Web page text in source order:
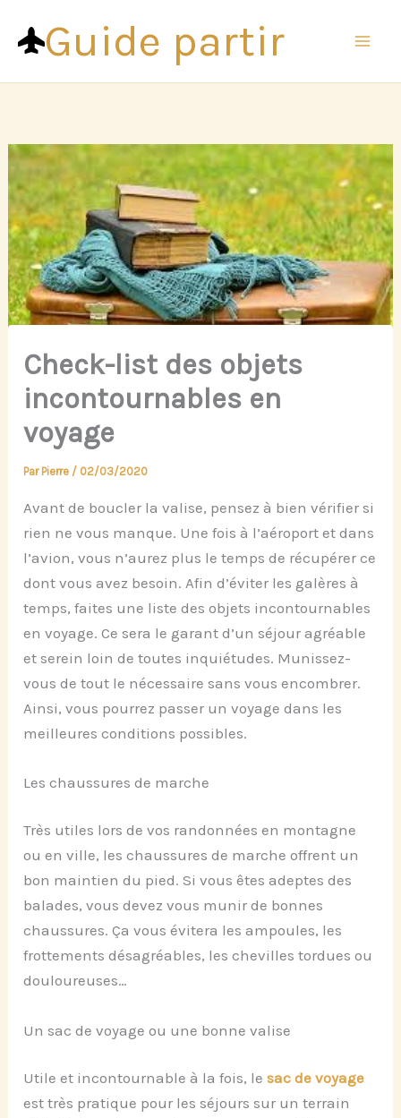
contenuGuide partir
Check-list des objets
incontournables en
voyage
Par Pierre / 02/03/2020
Avant de boucler la valise, pensez à bien vérifier si
rien ne vous manque. Une fois à l’aéroport et dans
l’avion, vous n’aurez plus le temps de récupérer ce
dont vous avez besoin. Afin d’éviter les galères à
temps, faites une liste des objets incontournables
en voyage. Ce sera le garant d’un séjour agréable
et serein loin de toutes inquiétudes. Munissez-
vous de tout le nécessaire sans vous encombrer.
Ainsi, vous pourrez passer un voyage dans les
meilleures conditions possibles.
Les chaussures de marche
Très utiles lors de vos randonnées en montagne
ou en ville, les chaussures de marche offrent un
bon maintien du pied. Si vous êtes adeptes des
balades, vous devez vous munir de bonnes
chaussures. Ça vous évitera les ampoules, les
frottements désagréables, les chevilles tordues ou
douloureuses…
Un sac de voyage ou une bonne valise
Utile et incontournable à la fois, lesac de voyage
est très pratique pour les séjours sur un terrain